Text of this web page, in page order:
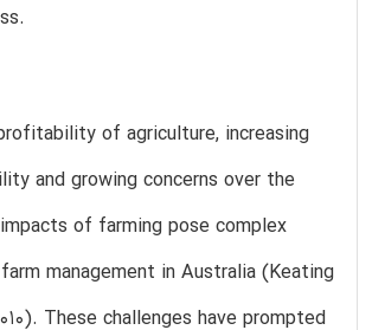
of agriculture, increasing
and growing concerns over the
of farming pose complex
management in Australia (Keating
These challenges have prompted